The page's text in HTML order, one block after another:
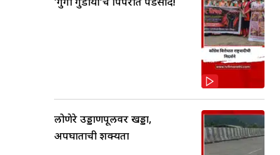
लोणेरे उड्डाणपूलवर खड्डा,
अपघाताची शक्यता